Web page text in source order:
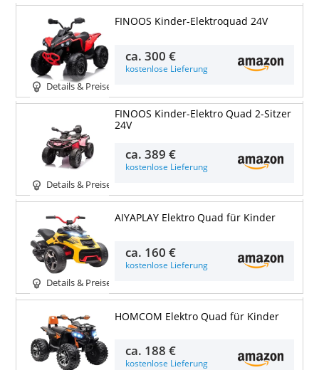
Details & Preise
FINOOS Kinder-Elektroquad 24V
ca.300 €
kostenlose Lieferung
Details & Preise
FINOOS Kinder-Elektro Quad 2-Sitzer
24V
ca.389 €
kostenlose Lieferung
Details & Preise
AIYAPLAY Elektro Quad für Kinder
ca. 160 €
kostenlose Lieferung
HOMCOM Elektro Quad für Kinder
ca. 188 €
kostenlose Lieferung